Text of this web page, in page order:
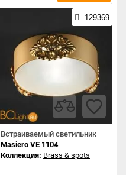
129369
Встраиваемый светильник
Masiero VE 1104
Коллекция: Brass & spots